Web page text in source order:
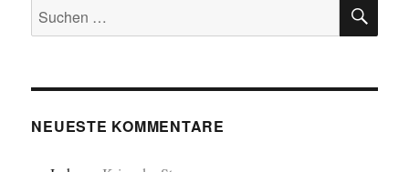
Suchen
nach:
NEUESTE KOMMENTARE